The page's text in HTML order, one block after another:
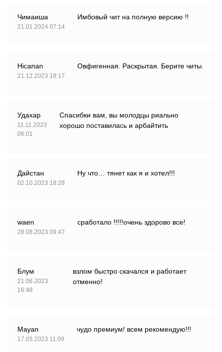
Чимаиша
21.01.2024 07:14
Имбовый чит на полную версию !!
Hicanan
21.12.2023 18:17
Овфигенная. Раскрытая. Берите читы.
Удахар
11.11.2023
06:01
Спасибки вам, вы молодцы риально
хорошо поставилась и арбайтить
Дайстан
02.10.2023 18:28
Ну что… тянет как я и хотел!!!
waen
28.08.2023 09:47
сработало !!!!!очень здорово все!
Блум
21.06.2023
16:48
взлом быстро скачался и работает
отменно!
Mayan
17.05.2023 11:09
чудо премиум! всем рекомендую!!!